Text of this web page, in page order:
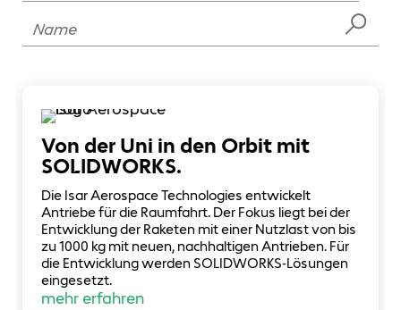
Von der Uni in den Orbit mit
SOLIDWORKS.
Die Isar Aerospace Technologies entwickelt
Antriebe für die Raumfahrt. Der Fokus liegt bei der
Entwicklung der Raketen mit einer Nutzlast von bis
zu 1000 kg mit neuen, nachhaltigen Antrieben. Für
die Entwicklung werden SOLIDWORKS-Lösungen
eingesetzt.
mehr erfahren